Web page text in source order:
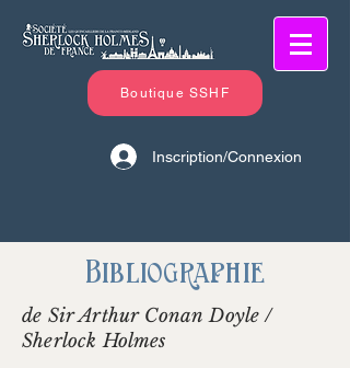
Boutique SSHF
Inscription/Connexion
Bibliographie
de Sir Arthur Conan Doyle /
Sherlock Holmes